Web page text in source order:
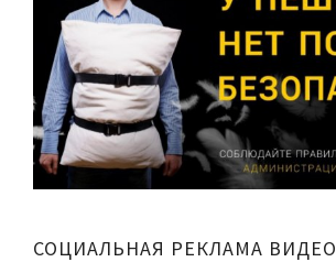
СОЦИАЛЬНАЯ РЕКЛАМА ВИДЕО